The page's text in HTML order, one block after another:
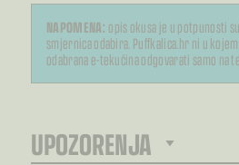
NAPOMENA: opis okusa je u potpunosti
smjernica odabira. Puffkalica.hr ni u
odabrana e-tekućina odgovarati samo na
UPOZORENJA